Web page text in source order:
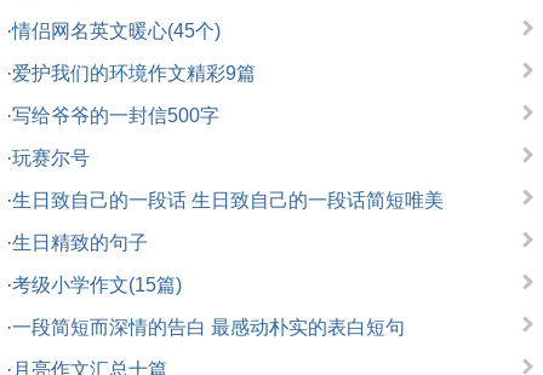
·情侣网名英文暖心(45个)
·爱护我们的环境作文精彩9篇
·写给爷爷的一封信500字
·玩赛尔号
·生日致自己的一段话 生日致自己的一段话简短唯美
·生日精致的句子
·考级小学作文(15篇)
·一段简短而深情的告白 最感动朴实的表白短句
· 月亮作文汇总十篇